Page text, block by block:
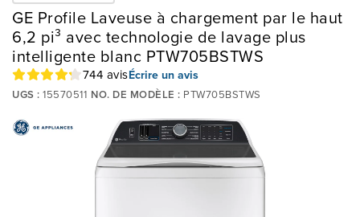
GE Profile Laveuse à chargement par le haut
6,2 pi³ avec technologie de lavage plus
intelligente blanc PTW705BSTWS
744 avisÉcrire un avis
UGS : 15570511 NO. DE MODÈLE : PTW705BSTWS